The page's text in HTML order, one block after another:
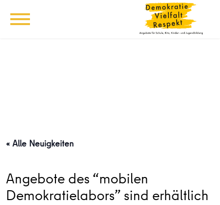
« Alle Neuigkeiten
Angebote des “mobilen
Demokratielabors” sind erhältlich